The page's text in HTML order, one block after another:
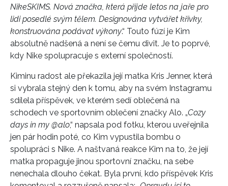
NikeSKIMS. Nová značka, která přijde letos na jaře pro
lidi posedlé svým tělem. Designována vytvářet křivky,
konstruována podávat výkony.“ Touto fúzí je Kim
absolutně nadšená a není se čemu divit. Je to poprvé,
kdy Nike spolupracuje s externí společností.
Kiminu radost ale překazila její matka Kris Jenner, která
si vybrala stejný den k tomu, aby na svém Instagramu
sdílela příspěvek, ve kterém sedí oblečená na
schodech ve sportovním oblečení značky Alo. „Cozy
days in my @alo,“ napsala pod fotku, kterou uveřejnila
jen pár hodin poté, co Kim vypustila bombu o
spolupráci s Nike. A naštvaná reakce Kim na to, že její
matka propaguje jinou sportovní značku, na sebe
nenechala dlouho čekat. Byla první, kdo příspěvek Kris